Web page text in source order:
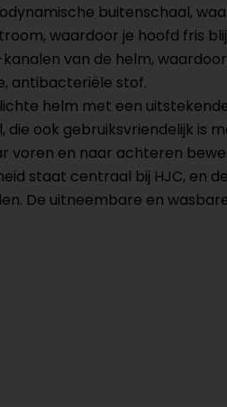
buitenschaal,
waardoor je hoofd fris
van de helm,
antibacteriële stof.
helm met een
ook gebruiksvriendelijk is
en naar achteren
staat centraal bij HJC, en
De uitneembare en